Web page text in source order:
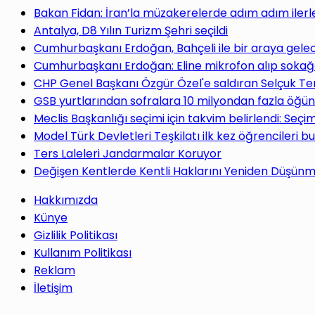
yap
...
Bakan Fidan: İran’la müzakerelerde adım adım
Antalya, D8 Yılın Turizm Şehri seçildi
Cumhurbaşkanı Erdoğan, Bahçeli ile bir araya
Cumhurbaşkanı Erdoğan: Eline mikrofon alıp
CHP Genel Başkanı Özgür Özel'e saldıran Selçuk
GSB yurtlarından sofralara 10 milyondan fazla öğün
Meclis Başkanlığı seçimi için takvim belirlendi:
Model Türk Devletleri Teşkilatı ilk kez öğrencileri
Ters Laleleri Jandarmalar Koruyor
Değişen Kentlerde Kentli Haklarını Yeniden
Hakkımızda
Künye
Gizlilik Politikası
Kullanım Politikası
Reklam
İletişim